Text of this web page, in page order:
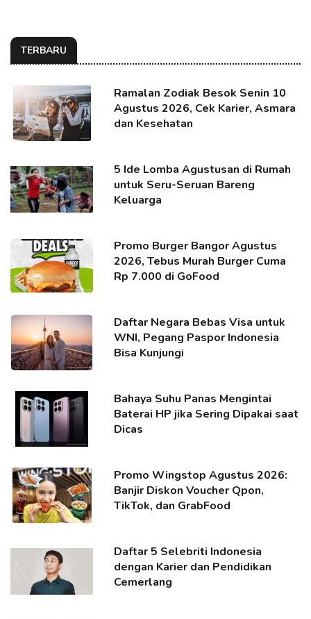
TERBARU
Ramalan Zodiak Besok Senin 10
Agustus 2026, Cek Karier, Asmara
dan Kesehatan
5 Ide Lomba Agustusan di Rumah
untuk Seru-Seruan Bareng
Keluarga
Promo Burger Bangor Agustus
2026, Tebus Murah Burger Cuma
Rp 7.000 di GoFood
Daftar Negara Bebas Visa untuk
WNI, Pegang Paspor Indonesia
Bisa Kunjungi
Bahaya Suhu Panas Mengintai
Baterai HP jika Sering Dipakai saat
Dicas
Promo Wingstop Agustus 2026:
Banjir Diskon Voucher Qpon,
TikTok, dan GrabFood
Daftar 5 Selebriti Indonesia
dengan Karier dan Pendidikan
Cemerlang